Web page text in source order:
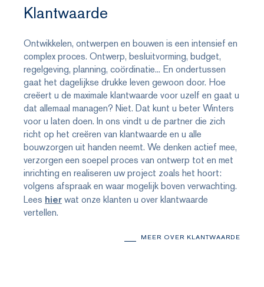
Klantwaarde
Ontwikkelen, ontwerpen en bouwen is een intensief en
complex proces. Ontwerp, besluitvorming, budget,
regelgeving, planning, coördinatie... En ondertussen
gaat het dagelijkse drukke leven gewoon door. Hoe
creëert u de maximale klantwaarde voor uzelf en gaat u
dat allemaal managen? Niet. Dat kunt u beter Winters
voor u laten doen. In ons vindt u de partner die zich
richt op het creëren van klantwaarde en u alle
bouwzorgen uit handen neemt. We denken actief mee,
verzorgen een soepel proces van ontwerp tot en met
inrichting en realiseren uw project zoals het hoort:
volgens afspraak en waar mogelijk boven verwachting.
Lees hier wat onze klanten u over klantwaarde
vertellen.
MEER OVER KLANTWAARDE